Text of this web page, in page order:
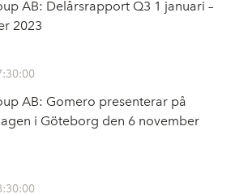
AB: Delårsrapport Q3 1 januari –
2023
AB: Gomero presenterar på
i Göteborg den 6 november